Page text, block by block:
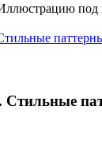
под
Стильные